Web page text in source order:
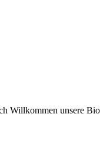
Willkommen unsere